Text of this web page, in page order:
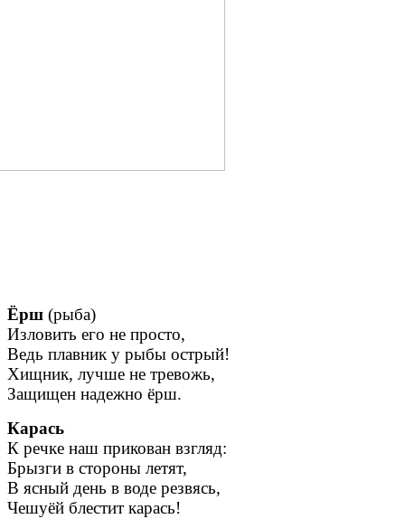
Ёрш (рыба)
Изловить его не просто,
Ведь плавник у рыбы острый!
Хищник, лучше не тревожь,
Защищен надежно ёрш.
Карась
К речке наш прикован взгляд:
Брызги в стороны летят,
В ясный день в воде резвясь,
Чешуёй блестит карась!